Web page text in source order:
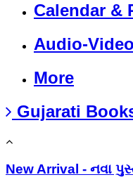
Calendar &
Audio-Video
More
Gujarati
New Arrival - નવા